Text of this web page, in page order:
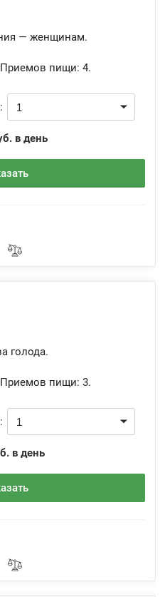
— женщинам.
Приемов пищи: 4.
в день
голода.
Приемов пищи: 3.
в день